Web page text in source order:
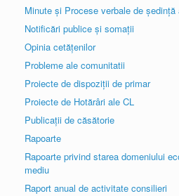
Minute și Procese verbale de ședință
Notificări publice și somații
Opinia cetățenilor
Probleme ale comunitatii
Proiecte de dispoziții de primar
Proiecte de Hotărâri ale CL
Publicații de căsătorie
Rapoarte
Rapoarte privind starea domeniului
mediu
Raport anual de activitate consilieri